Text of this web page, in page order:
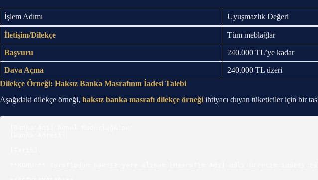
İşlem Adımı Uyuşmazlık Değeri
İletişim/Dilekçe Tüm meblağlar
Başvuru 240.000 TL’ye kadar
Dava Açma 240.000 TL üzeri
Dilekçe Örneği: Haksız Banka Masrafının İadesi Talebi
Aşağıdaki dilekçe örneği, haksız banka masrafı dilekçe örneği ihtiyacı duyan tüketiciler için bir